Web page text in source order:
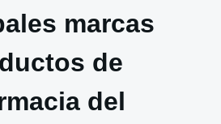
marcas
de
del